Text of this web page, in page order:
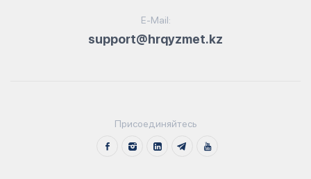
E-Mail:
support@hrqyzmet.kz
Присоединяйтесь